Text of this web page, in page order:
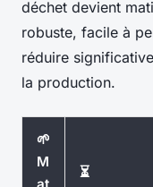
déchet devient
robuste, facile à
réduire
la production.
🌱
M
at
⏳